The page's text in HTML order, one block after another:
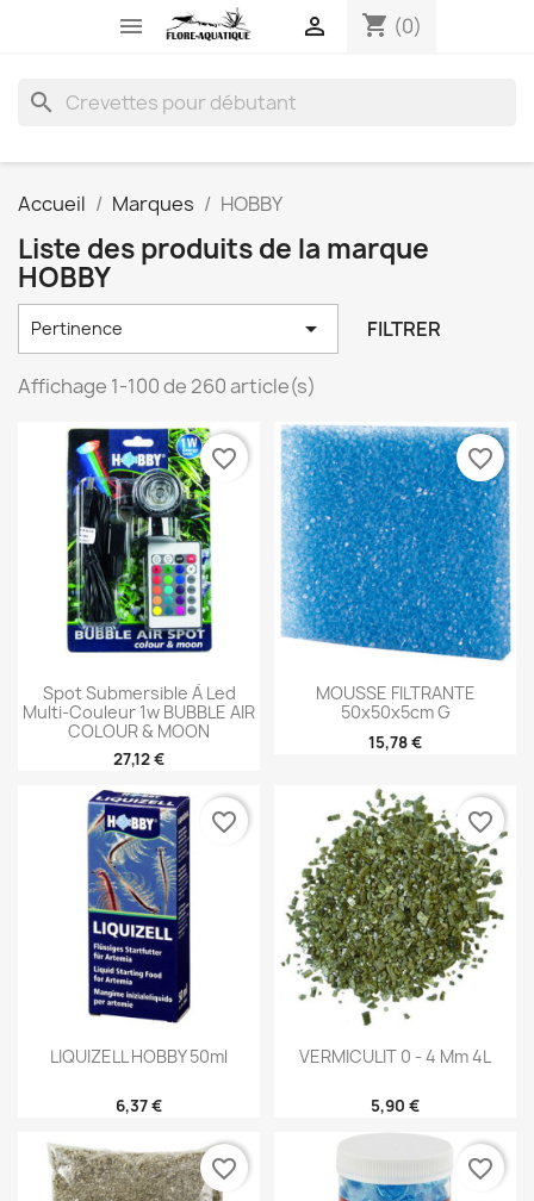
 shopping_cart (0)

search
Accueil Marques HOBBY
Liste des produits de la marque
HOBBY
Pertinence  FILTRER
Affichage 1-100 de 260 article(s)
Spot Submersible À Led
Multi-Couleur 1w BUBBLE AIR
COLOUR & MOON
27,12 €
favorite_border
MOUSSE FILTRANTE
50x50x5cm G
15,78 €
favorite_border
LIQUIZELL HOBBY 50ml
6,37 €
favorite_border
VERMICULIT 0 - 4 Mm 4L
5,90 €
favorite_border
favorite_border favorite_border